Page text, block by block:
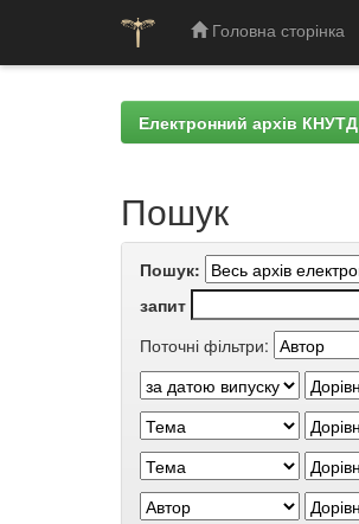
Головна сторінка
Електронний архів КНУТД
Пошук
Пошук:
запит
Поточні фільтри: